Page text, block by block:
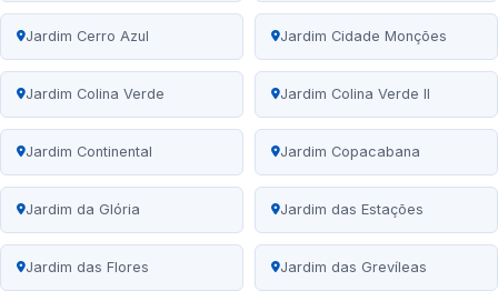
Jardim Cerro Azul Jardim Cidade Monções
Jardim Colina Verde Jardim Colina Verde II
Jardim Continental Jardim Copacabana
Jardim da Glória Jardim das Estações
Jardim das Flores Jardim das Grevíleas